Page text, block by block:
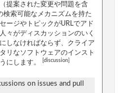
提案された変更や問題を含
検索可能なメカニズムを持た
ージやトピックがURLでアド
々がディスカッションのいく
しなければならず、クライア
リなソフトウェアのインスト
にします。
[discussion]
on issues and pull